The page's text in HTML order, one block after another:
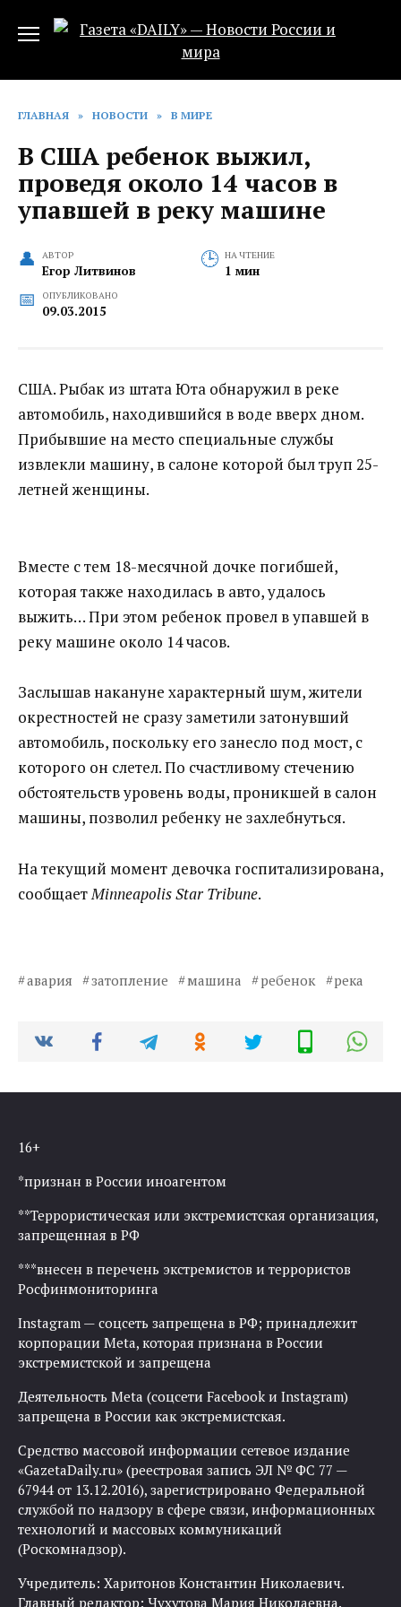
ГЛАВНАЯ » НОВОСТИ » В МИРЕ
В США ребенок выжил,
проведя около 14 часов в
упавшей в реку машине
АВТОР
Егор Литвинов
НА ЧТЕНИЕ
1 мин
ОПУБЛИКОВАНО
09.03.2015
США. Рыбак из штата Юта обнаружил в реке
автомобиль, находившийся в воде вверх дном.
Прибывшие на место специальные службы
извлекли машину, в салоне которой был труп 25-
летней женщины.
Вместе с тем 18-месячной дочке погибшей,
которая также находилась в авто, удалось
выжить… При этом ребенок провел в упавшей в
реку машине около 14 часов.
Заслышав накануне характерный шум, жители
окрестностей не сразу заметили затонувший
автомобиль, поскольку его занесло под мост, с
которого он слетел. По счастливому стечению
обстоятельств уровень воды, проникшей в салон
машины, позволил ребенку не захлебнуться.
На текущий момент девочка госпитализирована,
сообщаетMinneapolis Star Tribune.
авария затопление машина ребенок река
16+
*признан в России иноагентом
**Террористическая или экстремистская организация,
запрещенная в РФ
***внесен в перечень экстремистов и террористов
Росфинмониторинга
Instagram — соцсеть запрещена в РФ; принадлежит
корпорации Meta, которая признана в России
экстремистской и запрещена
Деятельность Meta (соцсети Facebook и Instagram)
запрещена в России как экстремистская.
Средство массовой информации сетевое издание
«GazetaDaily.ru» (реестровая запись ЭЛ № ФС 77 —
67944 от 13.12.2016), зарегистрировано Федеральной
службой по надзору в сфере связи, информационных
технологий и массовых коммуникаций
(Роскомнадзор).
Учредитель: Харитонов Константин Николаевич.
Главный редактор: Чухутова Мария Николаевна.